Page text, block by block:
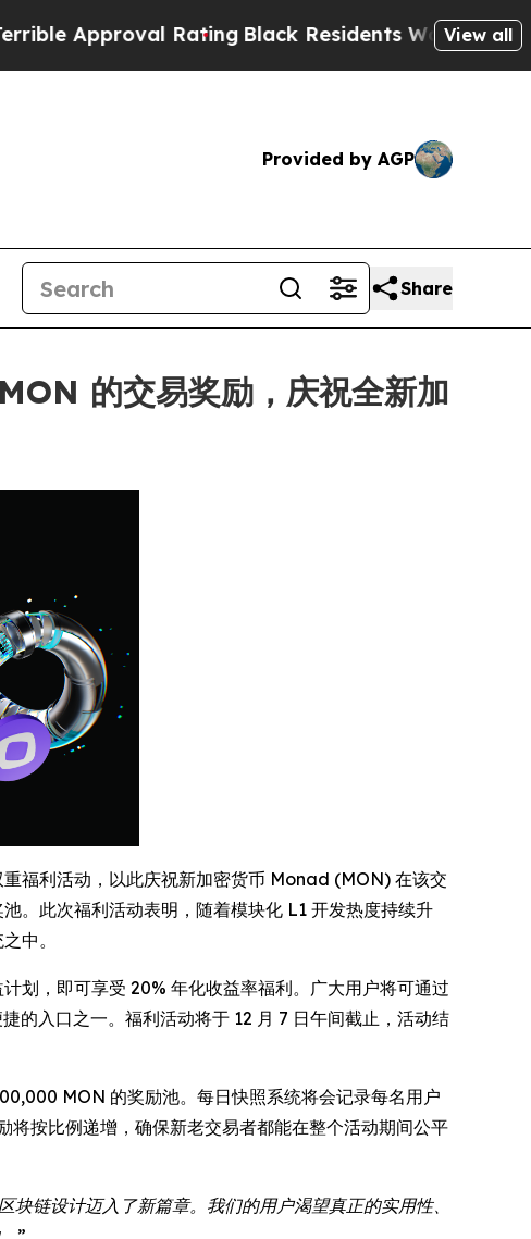
Rating Black Residents Warned of Abusive
View all
Provided by AGP
Share
的交易奖励，庆祝全新加
福利活动，以此庆祝新加密货币 Monad (MON) 在该交
。此次福利活动表明，随着模块化 L1 开发热度持续升
中。
划，即可享受 20% 年化收益率福利。广大用户将可通过
的入口之一。福利活动将于 12 月 7 日午间截止，活动结
MON 的奖励池。每日快照系统将会记录每名用户
按比例递增，确保新老交易者都能在整个活动期间公平
链设计迈入了新篇章。我们的用户渴望真正的实用性、